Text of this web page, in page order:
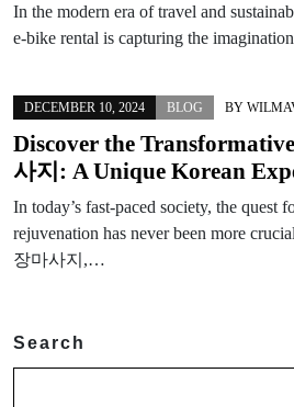
In the modern era of travel and
e-bike rental is capturing the
DECEMBER 10, 2024 BLOG BY
Discover the
사지: A Unique Korean
In today’s fast-paced society, the quest
rejuvenation has never been more
장마사지,…
Search